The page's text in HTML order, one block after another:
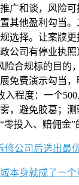
广和谈，风险可
其他盈利勾当
选择。让案牍
公司有停业执照
险合规标的目的
免费演示勾当
入程度：一个500
，避免胶葛；测
投入、赔佣金”
修公司后选出最
本身就成了一